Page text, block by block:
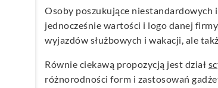
Osoby poszukujące niestandardowych
jednocześnie wartości i logo danej
wyjazdów służbowych i wakacji, ale
Równie ciekawą propozycją jest dział
różnorodności form i zastosowań